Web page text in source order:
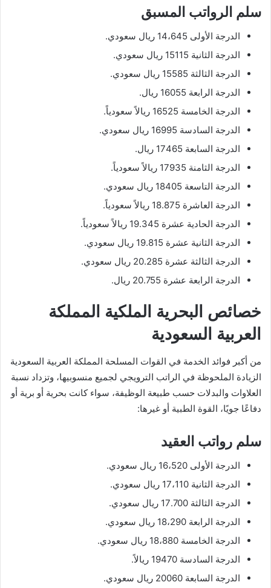
سلم الرواتب المسبق
الدرجة الأولى 14،645 ريال سعودي.
الدرجة الثانية 15115 ريال سعودي.
الدرجة الثالثة 15585 ريال سعودي.
الدرجة الرابعة 16055 ريال.
الدرجة الخامسة 16525 ريالاً سعودياً.
الدرجة السادسة 16995 ريال سعودي.
الدرجة السابعة 17465 ريال.
الدرجة الثامنة 17935 ريالاً سعودياً.
الدرجة التاسعة 18405 ريال سعودي.
الدرجة العاشرة 18.875 ريالاً سعودياً.
الدرجة الحادية عشرة 19.345 ريالاً سعودياً.
الدرجة الثانية عشرة 19.815 ريال سعودي.
الدرجة الثالثة عشرة 20.285 ريال سعودي.
الدرجة الرابعة عشرة 20.755 ريال.
خصائص البحرية الملكية المملكة
العربية السعودية
من أكبر فوائد الخدمة في القوات المسلحة المملكة العربية السعودية
الزيادة الملحوظة في الراتب الترويجي لجميع منسوبيها، وتزداد نسبة
العلاوات والبدلات حسب طبيعة الوظيفة، سواء كانت بحرية أو برية أو
دفاعًا جويًا، القوة الطبية أو غيرها:
سلم رواتب العقيد
الدرجة الأولى 16،520 ريال سعودي.
الدرجة الثانية 17،110 ريال سعودي.
الدرجة الثالثة 17.700 ريال سعودي.
الدرجة الرابعة 18،290 ريال سعودي.
الدرجة الخامسة 18،880 ريال سعودي.
الدرجة السادسة 19470 ريالاً.
الدرجة السابعة 20060 ريال سعودي.